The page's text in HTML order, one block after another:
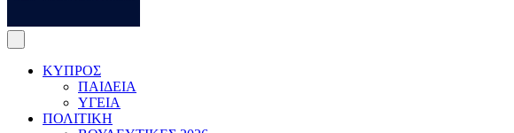
ΚΥΠΡΟΣ
ΠΑΙΔΕΙΑ
ΥΓΕΙΑ
ΠΟΛΙΤΙΚΗ